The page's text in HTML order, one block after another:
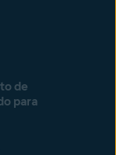
de
para